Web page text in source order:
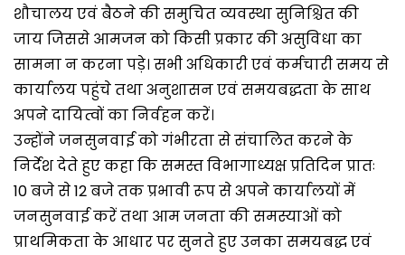
शौचालय एवं बैठने की समुचित व्यवस्था सुनिश्चित की
जाय जिससे आमजन को किसी प्रकार की असुविधा का
सामना न करना पड़े। सभी अधिकारी एवं कर्मचारी समय से
कार्यालय पहुंचे तथा अनुशासन एवं समयबद्धता के साथ
अपने दायित्वों का निर्वहन करें।
उन्होंने जनसुनवाई को गंभीरता से संचालित करने के
निर्देश देते हुए कहा कि समस्त विभागाध्यक्ष प्रतिदिन प्रातः
10 बजे से 12 बजे तक प्रभावी रूप से अपने कार्यालयों में
जनसुनवाई करें तथा आम जनता की समस्याओं को
प्राथमिकता के आधार पर सुनते हुए उनका समयबद्ध एवं